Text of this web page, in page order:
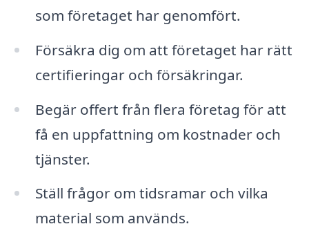
som företaget har genomfört.
Försäkra dig om att företaget har rätt
certifieringar och försäkringar.
Begär offert från flera företag för att
få en uppfattning om kostnader och
tjänster.
Ställ frågor om tidsramar och vilka
material som används.